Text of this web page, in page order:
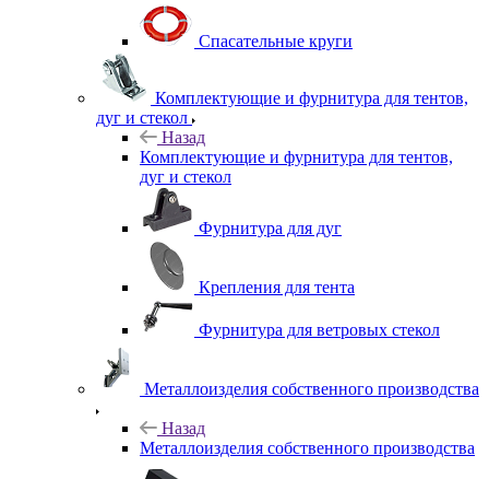
Спасательные круги
Комплектующие и фурнитура для тентов,
дуг и стекол
Назад
Комплектующие и фурнитура для тентов,
дуг и стекол
Фурнитура для дуг
Крепления для тента
Фурнитура для ветровых стекол
Металлоизделия собственного производства
Назад
Металлоизделия собственного производства